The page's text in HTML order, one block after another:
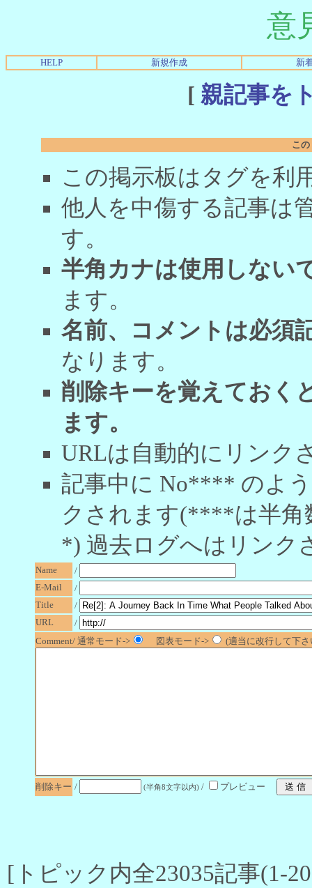
意
HELP 新規作成 新
[ 親記事を
こ
この掲示板はタグを利
他人を中傷する記事は
す。
半角カナは使用しない
ます。
名前、コメントは必須
なります。
削除キーを覚えておく
ます。
URLは自動的にリンク
記事中に No**** のよ
クされます(****は半角
*) 過去ログへはリンク
Name
/
E-Mail
/
Title
/
URL
/
Comment/ 通常モード->
図表モード-> (適当に改行して下
削除キー / (半角8文字以内) / プレビュー
[トピック内全23035記事(1-